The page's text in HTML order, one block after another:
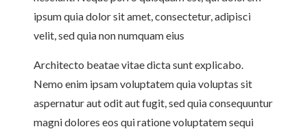
ipsum quia dolor sit amet, consectetur, adipisci
velit, sed quia non numquam eius
Architecto beatae vitae dicta sunt explicabo.
Nemo enim ipsam voluptatem quia voluptas sit
aspernatur aut odit aut fugit, sed quia consequuntur
magni dolores eos qui ratione voluptatem sequi